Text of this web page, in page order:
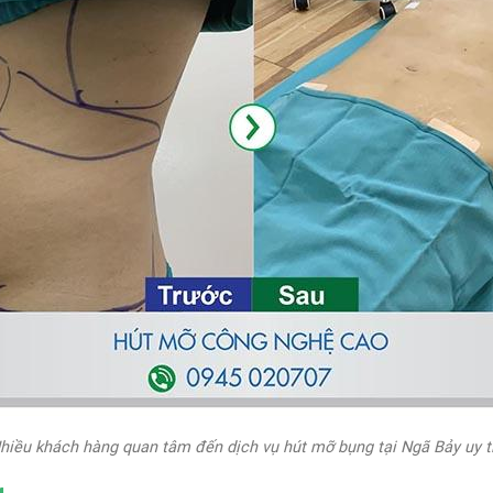
khách hàng quan tâm đến dịch vụ hút mỡ bụng tại Ngã Bảy uy